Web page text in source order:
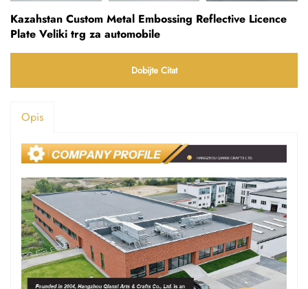
Kazahstan Custom Metal Embossing Reflective Licence
Plate Veliki trg za automobile
Dobijte Citat
Opis